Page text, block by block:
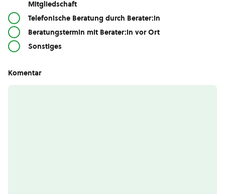
Mitgliedschaft
Telefonische Beratung durch Berater:in
Beratungstermin mit Berater:in vor Ort
Sonstiges
Komentar